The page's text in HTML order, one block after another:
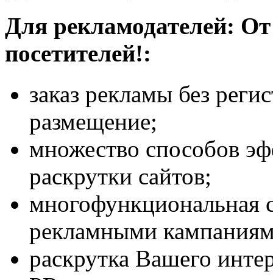
Для рекламодателей: От
посетителей!:
заказ рекламы без
размещение;
множество способов
раскрутки сайтов;
многофункциональная
рекламными
раскрутка Вашего